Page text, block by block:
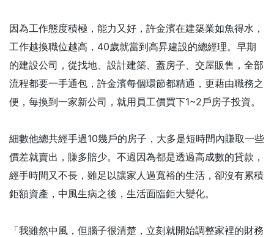
因為工作態度積極，能力又好，許金濱在建築業如魚得水，
工作越換職位越高，40歲就當到高昇建設的總經理。早期
的建設公司，從找地、設計建築、蓋房子、交屋販售，全部
流程都要一手通包，許金濱每個環節都精通，更藉由職務之
便，每換到一家新公司，就用員工價買下1~2戶房子投資。
細數他總共經手過10幾戶的房子，大多是短時間內賺取一些
價差就賣出，賺多賠少。不過因為都是透過高成數的貸款，
經手時間又不長，雖足以讓家人過寬裕的生活，卻沒有累積
鉅額資產，中風生病之後，生活面臨鉅大變化。
「我雖然中風，但腦子很清楚，立刻就開始調整家裡的財務